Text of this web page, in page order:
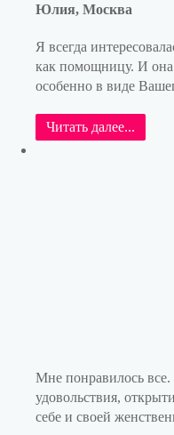
Юлия, Москва
Я всегда
как помощницу. И она
особенно в виде
Читать далее...
Мне понравилось
удовольствия,
себе и своей